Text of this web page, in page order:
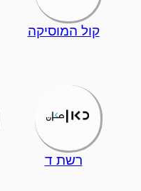
קול המוסיקה
רשת ד